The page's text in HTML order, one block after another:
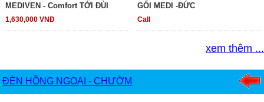
MEDIVEN - Comfort TỚI ĐÙI
1,630,000 VNĐ
GỐI MEDI -ĐỨC
Call
xem thêm ...
ĐÈN HỒNG NGOẠI - CHƯỜM